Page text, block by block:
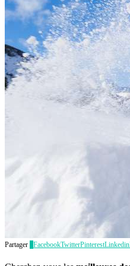
Partager FacebookTwitterPinterestLinkedin